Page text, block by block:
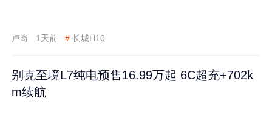
卢奇 1天前 # 长城H10
别克至境L7纯电预售16.99万起 6C超充+702k
m续航